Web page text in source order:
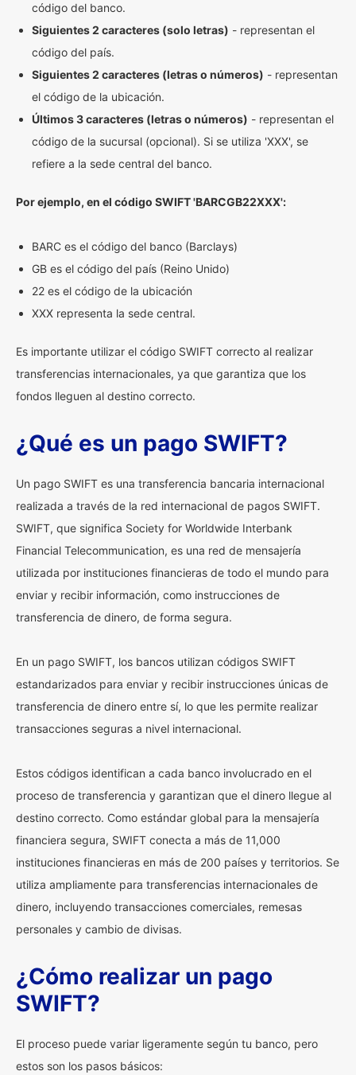
código del banco.
Siguientes 2 caracteres (solo letras) - representan el
código del país.
Siguientes 2 caracteres (letras o números) - representan
el código de la ubicación.
Últimos 3 caracteres (letras o números) - representan el
código de la sucursal (opcional). Si se utiliza 'XXX', se
refiere a la sede central del banco.
Por ejemplo, en el código SWIFT 'BARCGB22XXX':
BARC es el código del banco (Barclays)
GB es el código del país (Reino Unido)
22 es el código de la ubicación
XXX representa la sede central.
Es importante utilizar el código SWIFT correcto al realizar
transferencias internacionales, ya que garantiza que los
fondos lleguen al destino correcto.
¿Qué es un pago SWIFT?
Un pago SWIFT es una transferencia bancaria internacional
realizada a través de la red internacional de pagos SWIFT.
SWIFT, que significa Society for Worldwide Interbank
Financial Telecommunication, es una red de mensajería
utilizada por instituciones financieras de todo el mundo para
enviar y recibir información, como instrucciones de
transferencia de dinero, de forma segura.
En un pago SWIFT, los bancos utilizan códigos SWIFT
estandarizados para enviar y recibir instrucciones únicas de
transferencia de dinero entre sí, lo que les permite realizar
transacciones seguras a nivel internacional.
Estos códigos identifican a cada banco involucrado en el
proceso de transferencia y garantizan que el dinero llegue al
destino correcto. Como estándar global para la mensajería
financiera segura, SWIFT conecta a más de 11,000
instituciones financieras en más de 200 países y territorios. Se
utiliza ampliamente para transferencias internacionales de
dinero, incluyendo transacciones comerciales, remesas
personales y cambio de divisas.
¿Cómo realizar un pago
SWIFT?
El proceso puede variar ligeramente según tu banco, pero
estos son los pasos básicos: